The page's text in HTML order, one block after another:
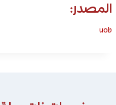
المصدر:
uob